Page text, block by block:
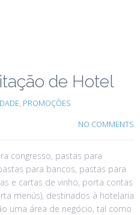
de Hotel
, PROMOÇÕES
NO COMMENTS
congresso, pastas para
para bancos, pastas para
e cartas de vinho, porta contas
menús), destinados à hotelaria
uma área de negócio, tal como